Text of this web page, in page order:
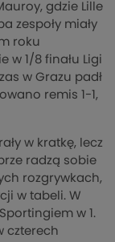
gdzie Lille
zespoły miały
roku
w 1/8 finału Ligi
w Grazu padł
remis 1-1,
w kratkę, lecz
radzą sobie
rozgrywkach,
w tabeli. W
w 1.
czterech